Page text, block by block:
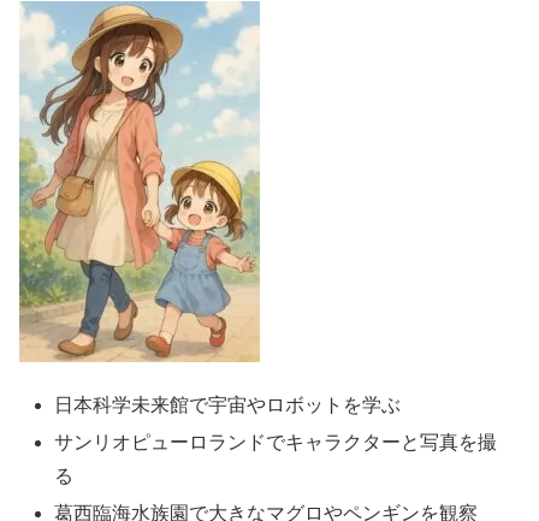
日本科学未来館で宇宙やロボットを学ぶ
サンリオピューロランドでキャラクターと写真を撮
る
葛西臨海水族園で大きなマグロやペンギンを観察